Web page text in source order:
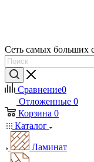
Сеть самых больших
Сравнение0
Отложенные 0
Корзина 0
Каталог
Ламинат